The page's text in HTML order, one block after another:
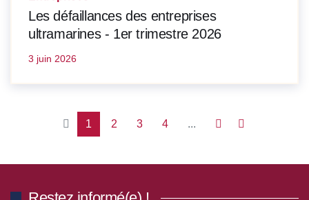
Les défaillances des entreprises
ultramarines - 1er trimestre 2026
3 juin 2026
1 2 3 4 ...